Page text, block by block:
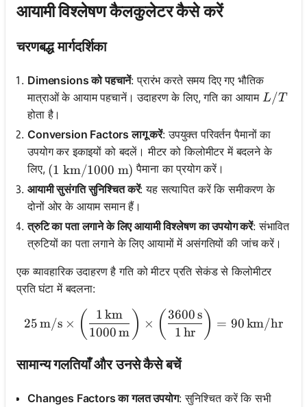
आयामी विश्लेषण कैलकुलेटर कैसे करें
चरणबद्ध मार्गदर्शिका
Dimensions को पहचानें: प्रारंभ करते समय दिए गए भौतिक
मात्राओं के आयाम पहचानें। उदाहरण के लिए, गति का आयाम L/T
L/T
होता है।
Conversion Factors लागू करें: उपयुक्त परिवर्तन पैमानों का
उपयोग कर इकाइयों को बदलें। मीटर को किलोमीटर में बदलने के
लिए, (1 \text{ km} / 1000 \text{ m})
(1 km/1000 m) पैमाना का प्रयोग करें।
आयामी सुसंगति सुनिश्चित करें: यह सत्यापित करें कि समीकरण के
दोनों ओर के आयाम समान हैं।
त्रुटि का पता लगाने के लिए आयामी विश्लेषण का उपयोग करें: संभावित
त्रुटियों का पता लगाने के लिए आयामों में असंगतियों की जांच करें।
एक व्यावहारिक उदाहरण है गति को मीटर प्रति सेकंड से किलोमीटर
प्रति घंटा में बदलना:
25 \, \text{m/s} \times
25m/s × ( 1000m
1 km ) × ( 1 hr
3600s ) = 90km/hr
सामान्य गलतियाँ और उनसे कैसे बचें
Changes Factors का गलत उपयोग: सुनिश्चित करें कि सभी